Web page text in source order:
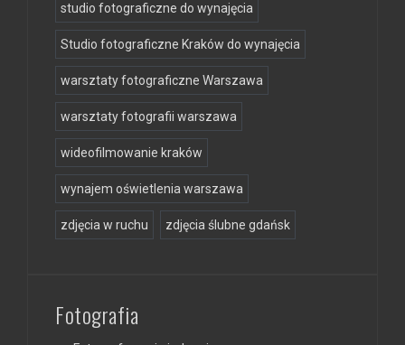
studio fotograficzne do wynajęcia
Studio fotograficzne Kraków do wynajęcia
warsztaty fotograficzne Warszawa
warsztaty fotografii warszawa
wideofilmowanie kraków
wynajem oświetlenia warszawa
zdjęcia w ruchu zdjęcia ślubne gdańsk
Fotografia